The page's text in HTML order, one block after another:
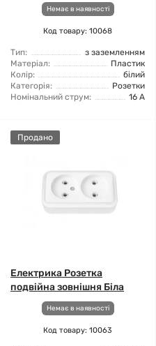
Немає в наявності
Код товару: 10068
Тип:
з заземленням
Матеріал:
Пластик
Колір:
білий
Категорія:
Розетки
Номінальний струм:
16 А
Продано
Електрика Розетка
подвійна зовнішня Біла
Немає в наявності
Код товару: 10063